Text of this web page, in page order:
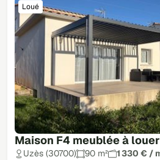
Maison F4 meublée à louer
Loué
Uzès (30700) 90 m²
1 330 € /